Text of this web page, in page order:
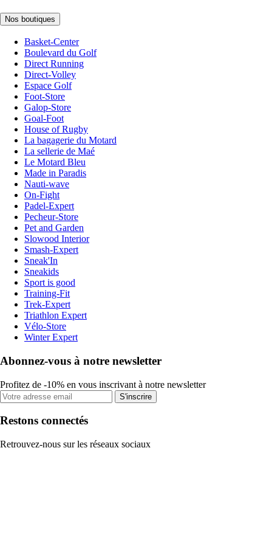
Nos boutiques
Basket-Center
Boulevard du Golf
Direct Running
Direct-Volley
Espace Golf
Foot-Store
Galop-Store
Goal-Foot
House of Rugby
La bagagerie du Motard
La sellerie de Maé
Le Motard Bleu
Made in Paradis
Nauti-wave
On-Fight
Padel-Expert
Pecheur-Store
Pet and Garden
Slowood Interior
Smash-Expert
Sneak'In
Sneakids
Sport is good
Training-Fit
Trek-Expert
Triathlon Expert
Vélo-Store
Winter Expert
Abonnez-vous à notre newsletter
Profitez de -10% en vous inscrivant à notre newsletter
S'inscrire
Restons connectés
Retrouvez-nous sur les réseaux sociaux